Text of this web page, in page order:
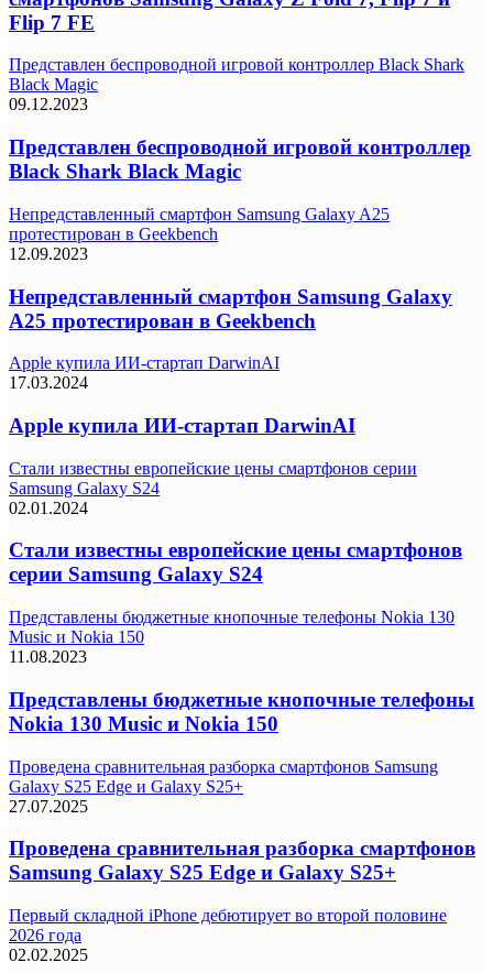
Flip 7 FE
Представлен беспроводной игровой контроллер Black Shark
Black Magic
09.12.2023
Представлен беспроводной игровой контроллер
Black Shark Black Magic
Непредставленный смартфон Samsung Galaxy A25
протестирован в Geekbench
12.09.2023
Непредставленный смартфон Samsung Galaxy
A25 протестирован в Geekbench
Apple купила ИИ-стартап DarwinAI
17.03.2024
Apple купила ИИ-стартап DarwinAI
Стали известны европейские цены смартфонов серии
Samsung Galaxy S24
02.01.2024
Стали известны европейские цены смартфонов
серии Samsung Galaxy S24
Представлены бюджетные кнопочные телефоны Nokia 130
Music и Nokia 150
11.08.2023
Представлены бюджетные кнопочные телефоны
Nokia 130 Music и Nokia 150
Проведена сравнительная разборка смартфонов Samsung
Galaxy S25 Edge и Galaxy S25+
27.07.2025
Проведена сравнительная разборка смартфонов
Samsung Galaxy S25 Edge и Galaxy S25+
Первый складной iPhone дебютирует во второй половине
2026 года
02.02.2025